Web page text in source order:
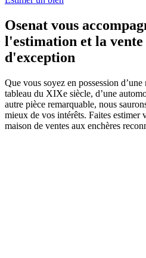
Osenat vous
l'estimation et la vente
d'exception
Que vous soyez en possession
tableau du XIXe siècle, d’une
autre pièce remarquable, nous
mieux de vos intérêts. Faites estimer
maison de ventes aux enchères